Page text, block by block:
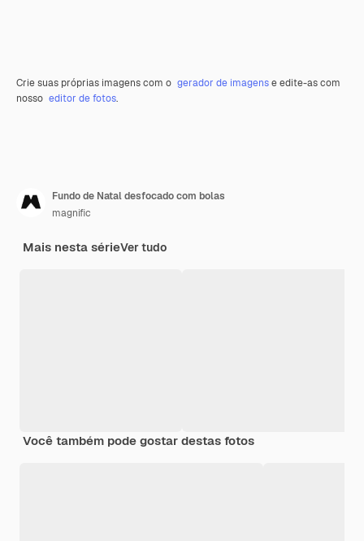
Crie suas próprias imagens com o gerador de imagense edite-as com
nosso editor de fotos.
Fundo de Natal desfocado com bolas
magnific
Mais nesta sérieVer tudo
Você também pode gostar destas fotos